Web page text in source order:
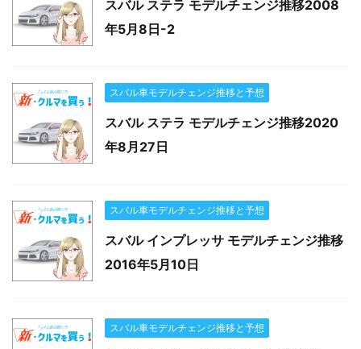
スバル ステラ モデルチェンジ推移2008
年5月8日-2
スバル車モデルチェンジ推移と予想
スバル ステラ モデルチェンジ推移2020
年8月27日
スバル車モデルチェンジ推移と予想
スバル インプレッサ モデルチェンジ推移
2016年5月10日
スバル車モデルチェンジ推移と予想